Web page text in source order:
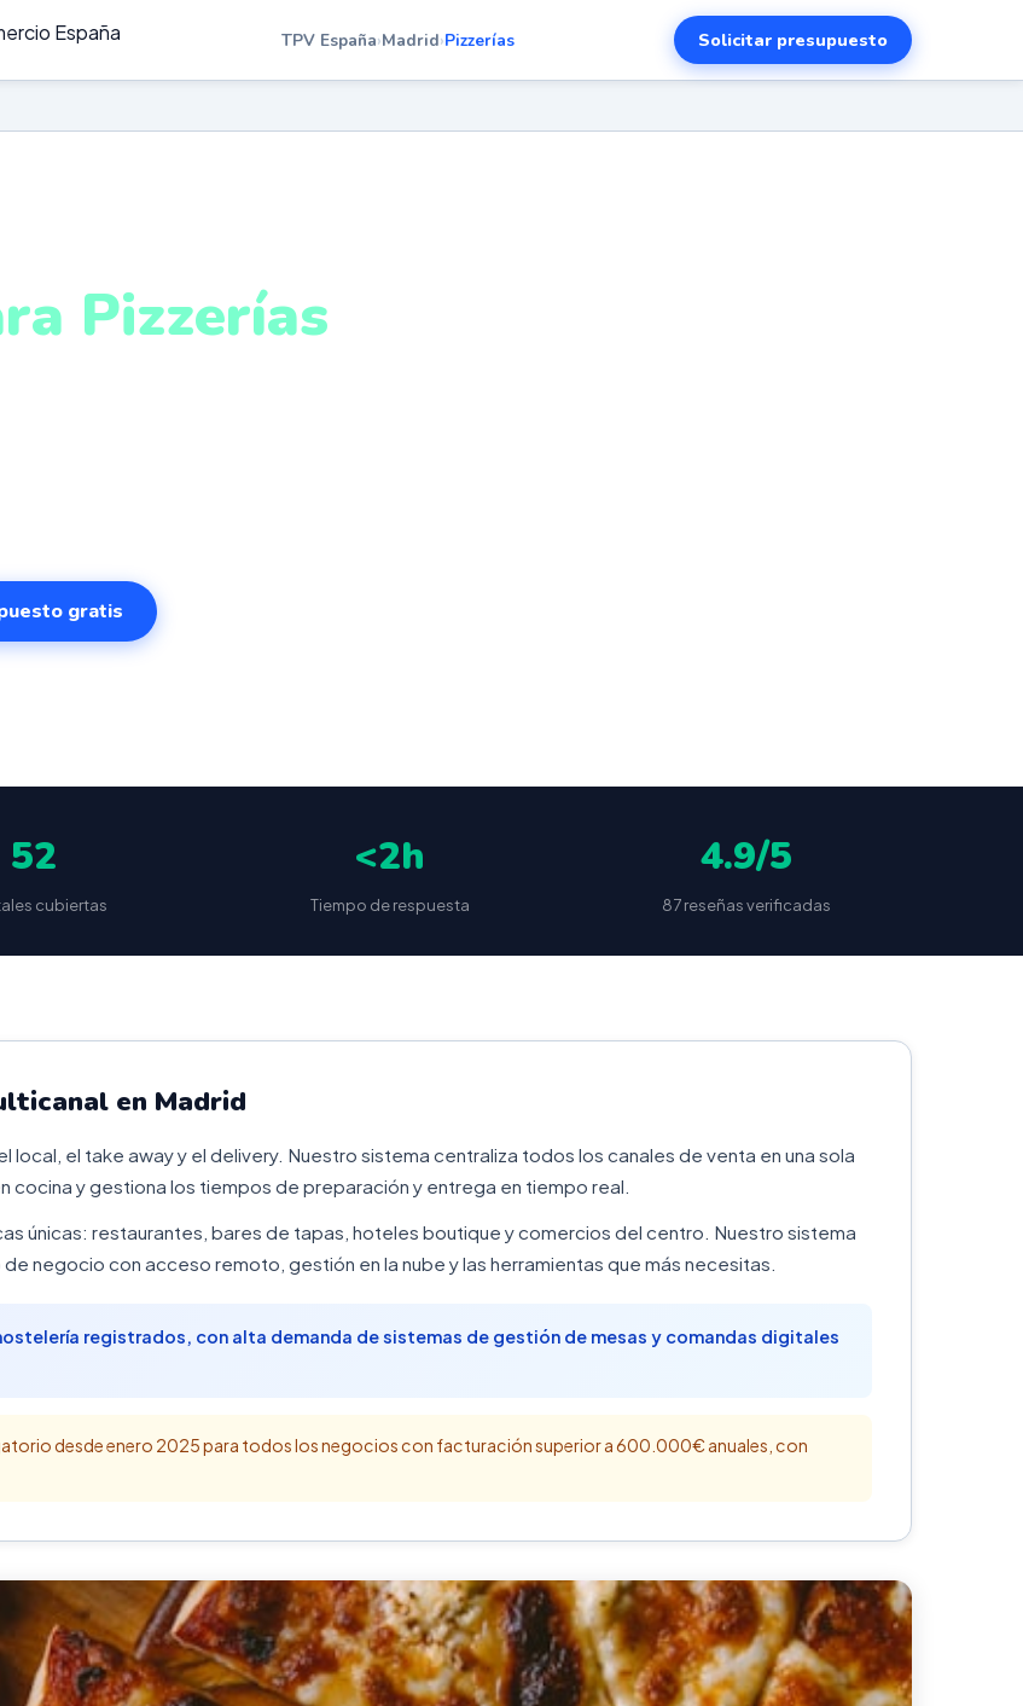
TPV España›Madrid›Pizzerías Solicitar presupuesto
Pizzerías
gratis
52
cubiertas
<2h
Tiempo de respuesta
4.9/5
87 reseñas verificadas
en Madrid
el take away y el delivery. Nuestro sistema centraliza todos los canales de venta en una sola
y gestiona los tiempos de preparación y entrega en tiempo real.
únicas: restaurantes, bares de tapas, hoteles boutique y comercios del centro. Nuestro sistema
negocio con acceso remoto, gestión en la nube y las herramientas que más necesitas.
registrados, con alta demanda de sistemas de gestión de mesas y comandas digitales
desde enero 2025 para todos los negocios con facturación superior a 600.000€ anuales, con